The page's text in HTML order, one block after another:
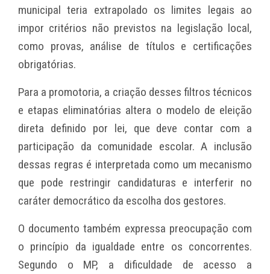
municipal teria extrapolado os limites legais ao
impor critérios não previstos na legislação local,
como provas, análise de títulos e certificações
obrigatórias.
Para a promotoria, a criação desses filtros técnicos
e etapas eliminatórias altera o modelo de eleição
direta definido por lei, que deve contar com a
participação da comunidade escolar. A inclusão
dessas regras é interpretada como um mecanismo
que pode restringir candidaturas e interferir no
caráter democrático da escolha dos gestores.
O documento também expressa preocupação com
o princípio da igualdade entre os concorrentes.
Segundo o MP, a dificuldade de acesso a